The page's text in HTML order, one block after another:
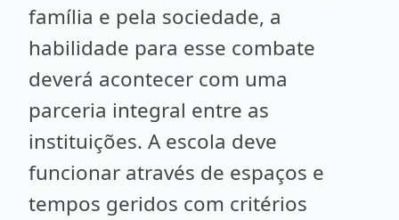
família e pela sociedade, a
habilidade para esse combate
deverá acontecer com uma
parceria integral entre as
instituições. A escola deve
funcionar através de espaços e
tempos geridos com critérios